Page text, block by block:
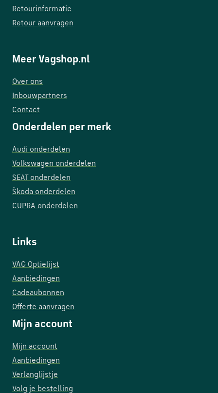
Retourinformatie
Retour aanvragen
Meer Vagshop.nl
Over ons
Inbouwpartners
Contact
Onderdelen per merk
Audi onderdelen
Volkswagen onderdelen
SEAT onderdelen
Škoda onderdelen
CUPRA onderdelen
Links
VAG Optielijst
Aanbiedingen
Cadeaubonnen
Offerte aanvragen
Mijn account
Mijn account
Aanbiedingen
Verlanglijstje
Volg je bestelling